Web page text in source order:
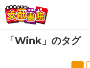
会員登録
「Wink」のタグ